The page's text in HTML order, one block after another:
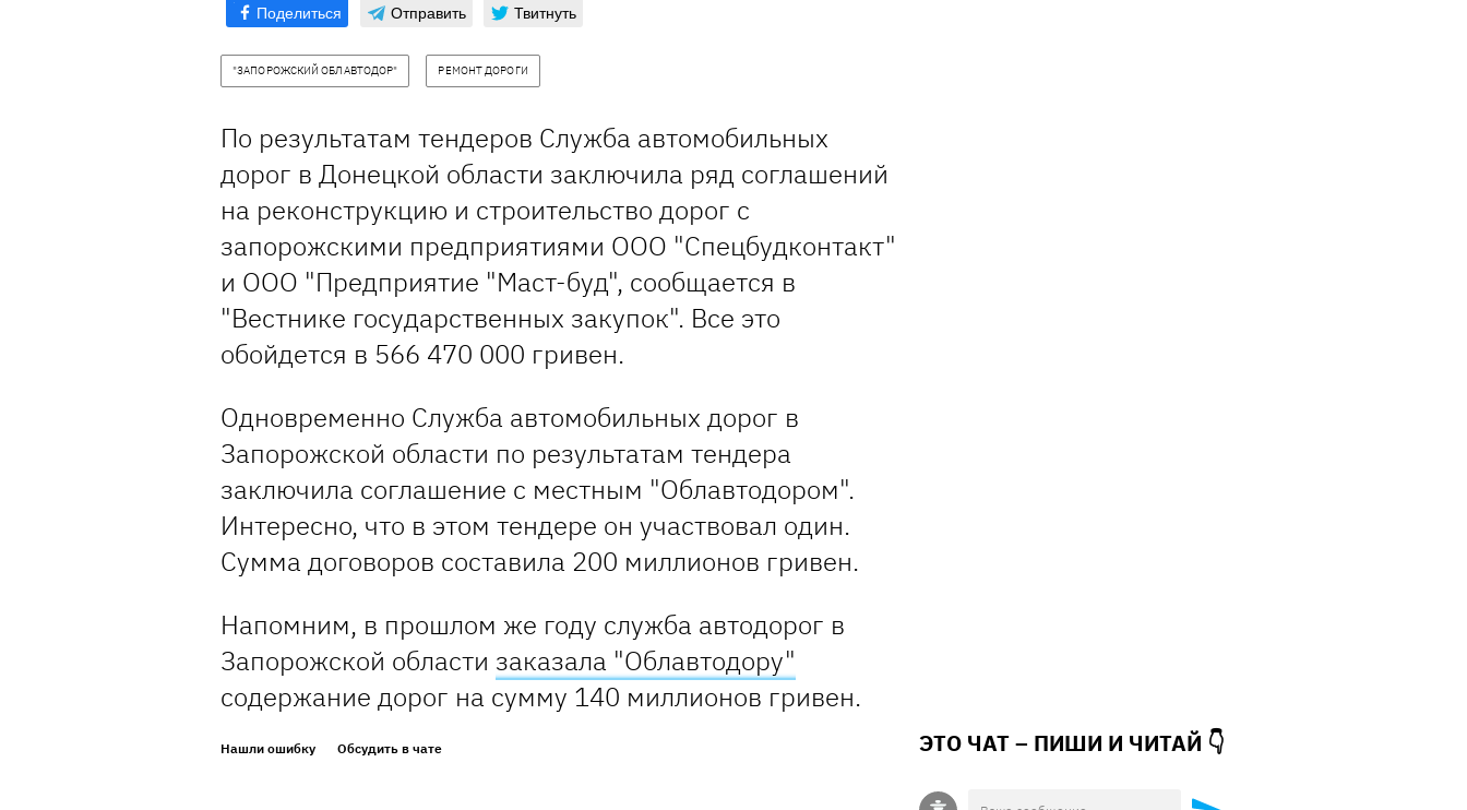
Поделиться Отправить Твитнуть
"ЗАПОРОЖСКИЙ ОБЛАВТОДОР" РЕМОНТ ДОРОГИ
По результатам тендеров Служба автомобильных
дорог в Донецкой области заключила ряд соглашений
на реконструкцию и строительство дорог с
запорожскими предприятиями ООО "Спецбудконтакт"
и ООО "Предприятие "Маст-буд", сообщается в
"Вестнике государственных закупок". Все это
обойдется в 566 470 000 гривен.
Одновременно Служба автомобильных дорог в
Запорожской области по результатам тендера
заключила соглашение с местным "Облавтодором".
Интересно, что в этом тендере он участвовал один.
Сумма договоров составила 200 миллионов гривен.
Напомним, в прошлом же году служба автодорог в
Запорожской области заказала "Облавтодору"
содержание дорог на сумму 140 миллионов гривен.
Нашли ошибку Обсудить в чате ЭТО ЧАТ – ПИШИ И ЧИТАЙ 👇